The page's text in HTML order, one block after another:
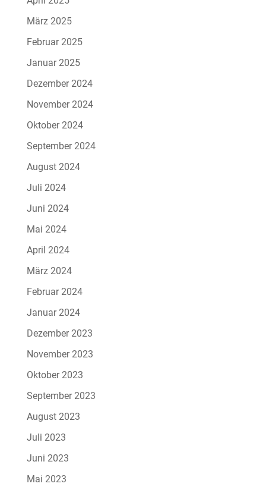
März 2025
Februar 2025
Januar 2025
Dezember 2024
November 2024
Oktober 2024
September 2024
August 2024
Juli 2024
Juni 2024
Mai 2024
April 2024
März 2024
Februar 2024
Januar 2024
Dezember 2023
November 2023
Oktober 2023
September 2023
August 2023
Juli 2023
Juni 2023
Mai 2023